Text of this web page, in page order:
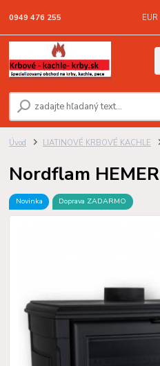
EUR
0949 476 255
Úvod LIATINOVÉ KRBOVÉ KACHLE
Nordflam
Novinka Doprava ZADARMO